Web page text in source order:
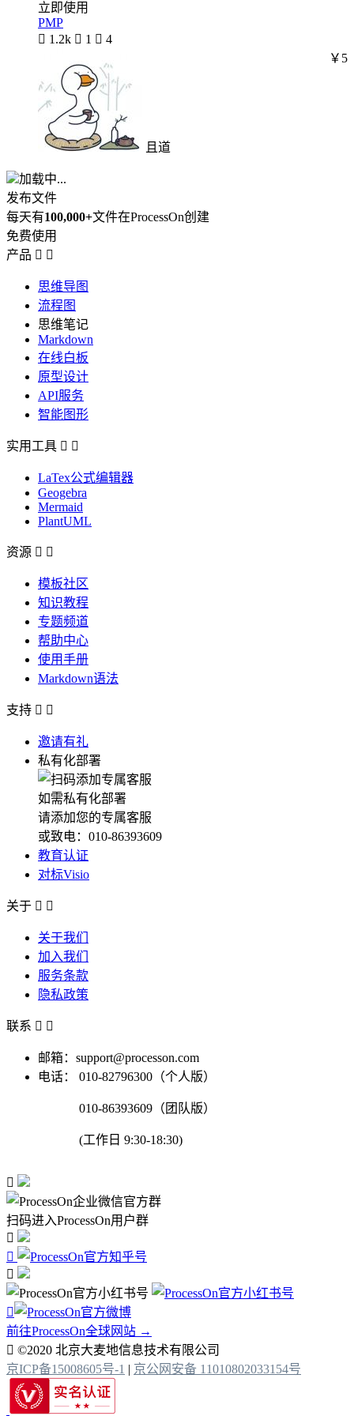
立即使用
PMP
 1.2k  1  4
且道
￥5
加载中...
发布文件
每天有100,000+文件在ProcessOn创建
免费使用
产品  
思维导图
流程图
思维笔记
Markdown
在线白板
原型设计
API服务
智能图形
实用工具  
LaTex公式编辑器
Geogebra
Mermaid
PlantUML
资源  
模板社区
知识教程
专题频道
帮助中心
使用手册
Markdown语法
支持  
邀请有礼
私有化部署
如需私有化部署
请添加您的专属客服
或致电：010-86393609
教育认证
对标Visio
关于  
关于我们
加入我们
服务条款
隐私政策
联系  
邮箱：support@processon.com
电话：
010-82796300（个人版）
010-86393609（团队版）
(工作日 9:30-18:30)

扫码进入ProcessOn用户群




前往ProcessOn全球网站 →
 ©2020 北京大麦地信息技术有限公司
京ICP备15008605号-1 | 京公网安备 11010802033154号